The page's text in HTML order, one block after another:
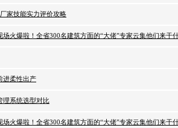
家技能实力评价攻略
火爆啦！全省300名建筑方面的“大佬”专家云集他们来干
进柔性出产
理系统选型对比
火爆啦！全省300名建筑方面的“大佬”专家云集他们来干